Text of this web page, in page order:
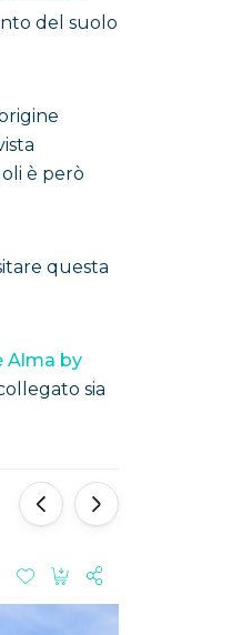
del suolo
è però
questa
Alma by
sia
‹ ›